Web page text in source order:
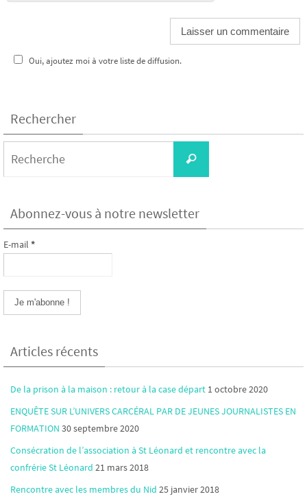
Oui, ajoutez moi à votre liste de diffusion.
Rechercher
Recherche
Abonnez-vous à notre newsletter
E-mail *
Articles récents
De la prison à la maison : retour à la case départ 1 octobre 2020
ENQUÊTE SUR L’UNIVERS CARCÉRAL PAR DE JEUNES JOURNALISTES EN
FORMATION 30 septembre 2020
Consécration de l’association à St Léonard et rencontre avec la
confrérie St Léonard 21 mars 2018
Rencontre avec les membres du Nid 25 janvier 2018